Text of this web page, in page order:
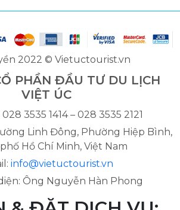
2022 © Vietuctourist.vn
PHẦN ĐẦU TƯ DU LỊCH
VIỆT ÚC
3535 1414 – 028 3535 2121
Linh Đông, Phường Hiệp Bình,
Hồ Chí Minh, Việt Nam
info@vietuctourist.vn
Ông Nguyễn Hàn Phong